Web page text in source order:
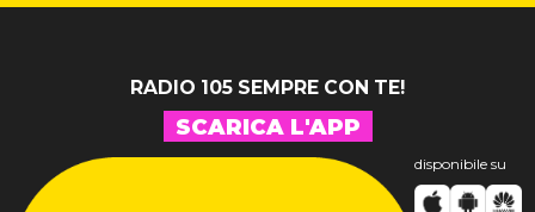
RADIO 105 SEMPRE CON TE!
SCARICA L'APP
disponibile su